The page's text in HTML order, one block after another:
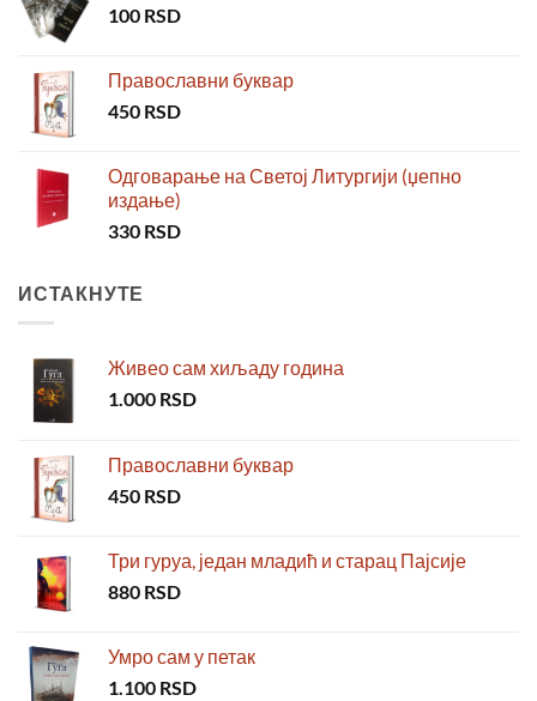
100 RSD
Православни буквар
450 RSD
Одговарање на Светој Литургији (џепно
издање)
330 RSD
ИСТАКНУТЕ
Живео сам хиљаду година
1.000 RSD
Православни буквар
450 RSD
Три гуруа, један младић и старац Пајсије
880 RSD
Умро сам у петак
1.100 RSD